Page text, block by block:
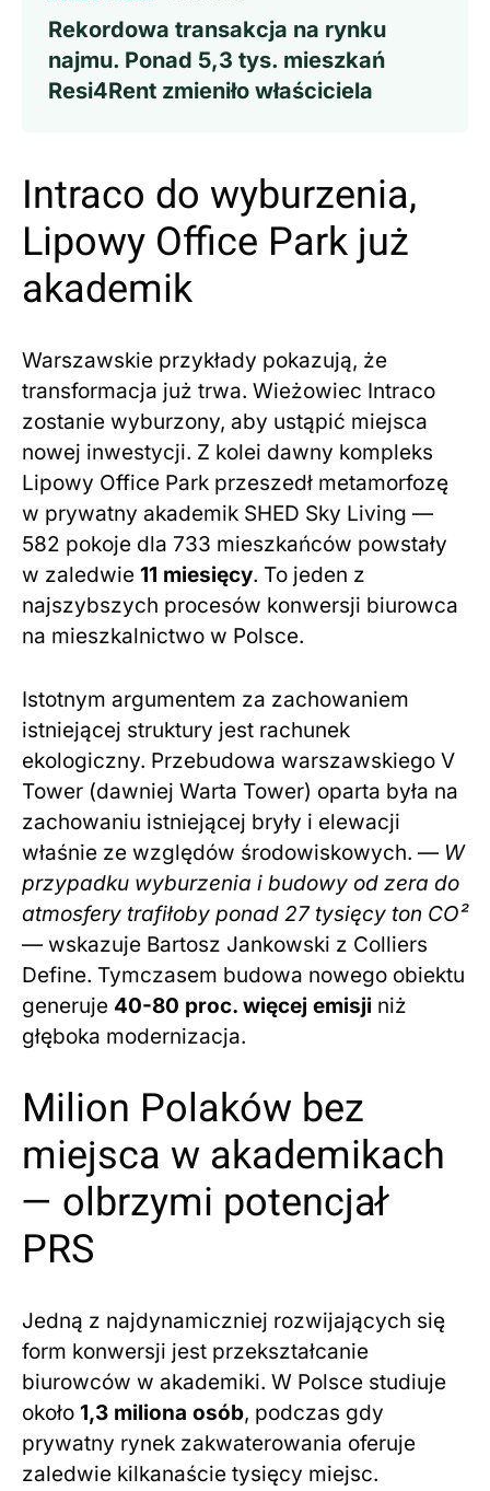
Rekordowa transakcja na rynku
najmu. Ponad 5,3 tys. mieszkań
Resi4Rent zmieniło właściciela
Intraco do wyburzenia,
Lipowy Office Park już
akademik
Warszawskie przykłady pokazują, że
transformacja już trwa. Wieżowiec Intraco
zostanie wyburzony, aby ustąpić miejsca
nowej inwestycji. Z kolei dawny kompleks
Lipowy Office Park przeszedł metamorfozę
w prywatny akademik SHED Sky Living —
582 pokoje dla 733 mieszkańców powstały
w zaledwie 11 miesięcy. To jeden z
najszybszych procesów konwersji biurowca
na mieszkalnictwo w Polsce.
Istotnym argumentem za zachowaniem
istniejącej struktury jest rachunek
ekologiczny. Przebudowa warszawskiego V
Tower (dawniej Warta Tower) oparta była na
zachowaniu istniejącej bryły i elewacji
właśnie ze względów środowiskowych. — W
przypadku wyburzenia i budowy od zera do
atmosfery trafiłoby ponad 27 tysięcy ton CO²
— wskazuje Bartosz Jankowski z Colliers
Define. Tymczasem budowa nowego obiektu
generuje 40-80 proc. więcej emisji niż
głęboka modernizacja.
Milion Polaków bez
miejsca w akademikach
— olbrzymi potencjał
PRS
Jedną z najdynamiczniej rozwijających się
form konwersji jest przekształcanie
biurowców w akademiki. W Polsce studiuje
około 1,3 miliona osób, podczas gdy
prywatny rynek zakwaterowania oferuje
zaledwie kilkanaście tysięcy miejsc.